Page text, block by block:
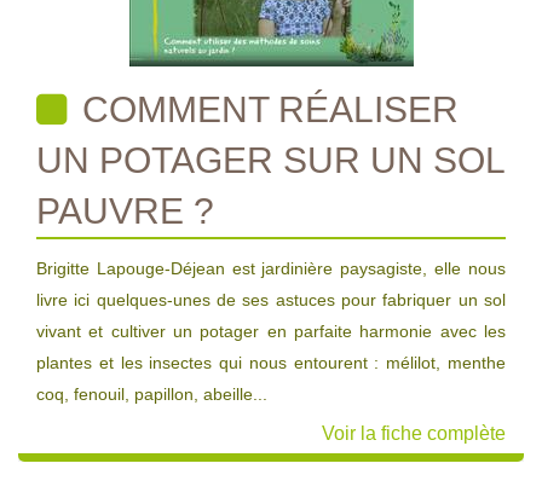
COMMENT RÉALISER
UN POTAGER SUR UN SOL
PAUVRE ?
Brigitte Lapouge-Déjean est jardinière paysagiste, elle nous
livre ici quelques-unes de ses astuces pour fabriquer un sol
vivant et cultiver un potager en parfaite harmonie avec les
plantes et les insectes qui nous entourent : mélilot, menthe
coq, fenouil, papillon, abeille...
Voir la fiche complète